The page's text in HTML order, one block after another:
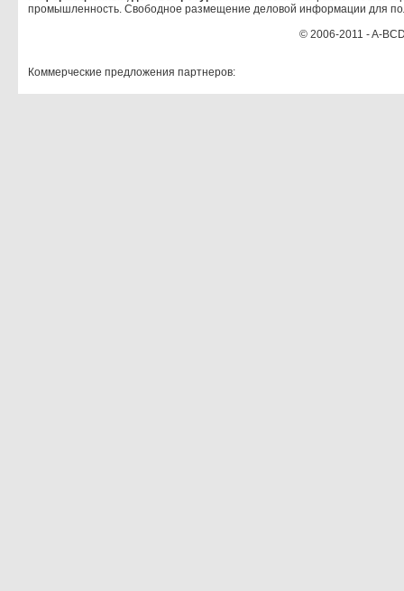
промышленность. Свободное размещение деловой информации для
© 2006-2011 - A-
Коммерческие предложения партнеров: